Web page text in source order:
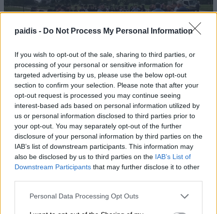
paidis - Do Not Process My Personal Information
If you wish to opt-out of the sale, sharing to third parties, or
processing of your personal or sensitive information for
targeted advertising by us, please use the below opt-out
section to confirm your selection. Please note that after your
opt-out request is processed you may continue seeing
interest-based ads based on personal information utilized by
us or personal information disclosed to third parties prior to
your opt-out. You may separately opt-out of the further
disclosure of your personal information by third parties on the
IAB’s list of downstream participants. This information may
also be disclosed by us to third parties on the IAB’s List of
Downstream Participants that may further disclose it to other
Personal Data Processing Opt Outs
Μη χάνετε καμία σημαντική είδηση του
Paidis.com
Προσθέστε το στιςΑγαπημένες Πηγές της Google, ώστε να
βλέπετε συχνότερα τις ειδήσεις μας στο Google Discover.
Προσθήκη του Paidis.com
ολοκληρώσετε την προσθήκη.